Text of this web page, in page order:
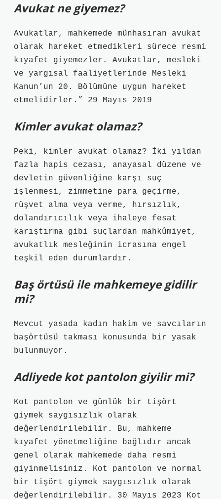
Avukat ne giyemez?
Avukatlar, mahkemede münhasıran avukat
olarak hareket etmedikleri sürece resmi
kıyafet giyemezler. Avukatlar, mesleki
ve yargısal faaliyetlerinde Mesleki
Kanun’un 20. Bölümüne uygun hareket
etmelidirler.” 29 Mayıs 2019
Kimler avukat olamaz?
Peki, kimler avukat olamaz? İki yıldan
fazla hapis cezası, anayasal düzene ve
devletin güvenliğine karşı suç
işlenmesi, zimmetine para geçirme,
rüşvet alma veya verme, hırsızlık,
dolandırıcılık veya ihaleye fesat
karıştırma gibi suçlardan mahkûmiyet,
avukatlık mesleğinin icrasına engel
teşkil eden durumlardır.
Baş örtüsü ile mahkemeye gidilir
mi?
Mevcut yasada kadın hakim ve savcıların
başörtüsü takması konusunda bir yasak
bulunmuyor.
Adliyede kot pantolon giyilir mi?
Kot pantolon ve günlük bir tişört
giymek saygısızlık olarak
değerlendirilebilir. Bu, mahkeme
kıyafet yönetmeliğine bağlıdır ancak
genel olarak mahkemede daha resmi
giyinmelisiniz. Kot pantolon ve normal
bir tişört giymek saygısızlık olarak
değerlendirilebilir. 30 Mayıs 2023 Kot